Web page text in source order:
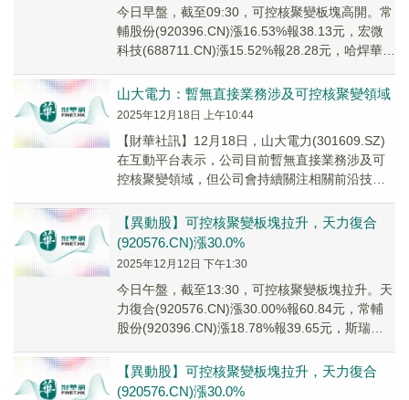
今日早盤，截至09:30，可控核聚變板塊高開。常
輔股份(920396.CN)漲16.53%報38.13元，宏微
科技(688711.CN)漲15.52%報28.28元，哈焊華通
山大電力：暫無直接業務涉及可控核聚變領域
2025年12月18日 上午10:44
【財華社訊】12月18日，山大電力(301609.SZ)
在互動平台表示，公司目前暫無直接業務涉及可
控核聚變領域，但公司會持續關注相關前沿技術
【異動股】可控核聚變板塊拉升，天力復合
(920576.CN)漲30.0%
2025年12月12日 下午1:30
今日午盤，截至13:30，可控核聚變板塊拉升。天
力復合(920576.CN)漲30.00%報60.84元，常輔
股份(920396.CN)漲18.78%報39.65元，斯瑞新
【異動股】可控核聚變板塊拉升，天力復合
(920576.CN)漲30.0%